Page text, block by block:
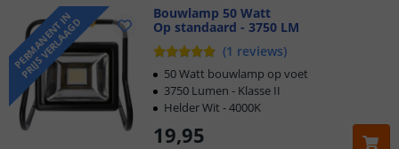
P
E
R
M
A
N
E
N
T
I
N
P
R
I
J
S
V
E
R
L
A
A
G
D
Bouwlamp 50 Watt
Op standaard - 3750 LM
(1 reviews)
19,95
50 Watt bouwlamp op voet
3750 Lumen - Klasse II
Helder Wit - 4000K